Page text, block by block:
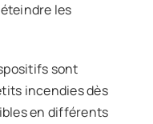
les
sont
incendies dès
en différents